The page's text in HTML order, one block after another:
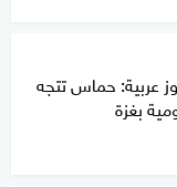
عربية: حماس تتجه
بغزة